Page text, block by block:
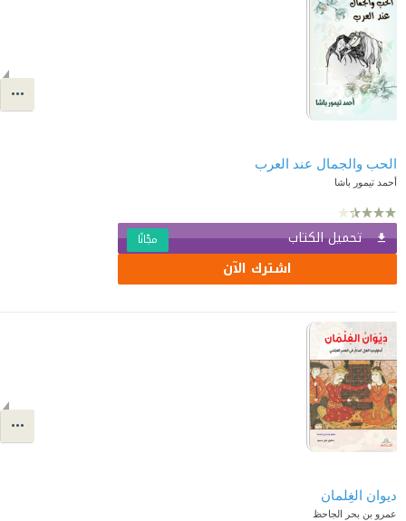
الحب والجمال عند العرب
أحمد تيمور باشا
تحميل الكتاب مجّانًا
اشترك الآن
ديوان الغِلمان
عمرو بن بحر الجاحظ